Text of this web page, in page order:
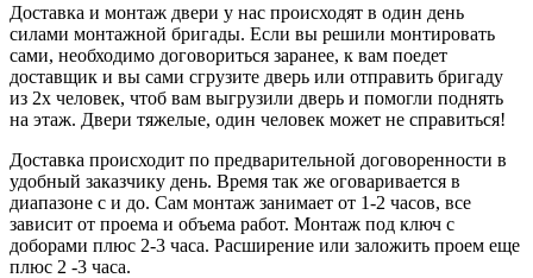
Доставка и монтаж двери у нас происходят в один день
силами монтажной бригады. Если вы решили монтировать
сами, необходимо договориться заранее, к вам поедет
доставщик и вы сами сгрузите дверь или отправить бригаду
из 2х человек, чтоб вам выгрузили дверь и помогли поднять
на этаж. Двери тяжелые, один человек может не справиться!
Доставка происходит по предварительной договоренности в
удобный заказчику день. Время так же оговаривается в
диапазоне с и до. Сам монтаж занимает от 1-2 часов, все
зависит от проема и объема работ. Монтаж под ключ с
доборами плюс 2-3 часа. Расширение или заложить проем еще
плюс 2 -3 часа.